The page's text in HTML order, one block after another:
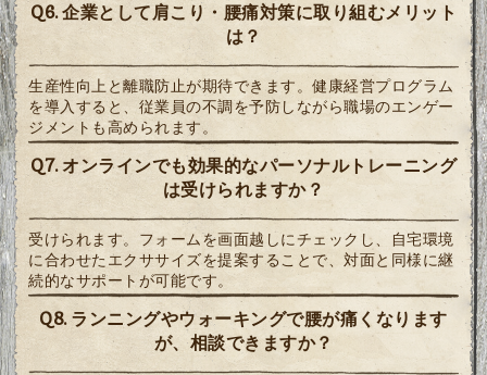
Q6. 企業として肩こり・腰痛対策に取り組むメリット
は？
生産性向上と離職防止が期待できます。健康経営プログラム
を導入すると、従業員の不調を予防しながら職場のエンゲー
ジメントも高められます。
Q7. オンラインでも効果的なパーソナルトレーニング
は受けられますか？
受けられます。フォームを画面越しにチェックし、自宅環境
に合わせたエクササイズを提案することで、対面と同様に継
続的なサポートが可能です。
Q8. ランニングやウォーキングで腰が痛くなります
が、相談できますか？